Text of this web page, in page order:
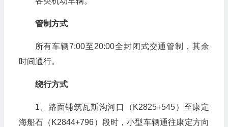
管制方式
所有车辆7:00至20:00全封闭式交通管制，其余
时间通行。
绕行方式
1、路面铺筑瓦斯沟河口（K2825+545）至康定
海船石（K2844+796）段时，小型车辆通往康定方向